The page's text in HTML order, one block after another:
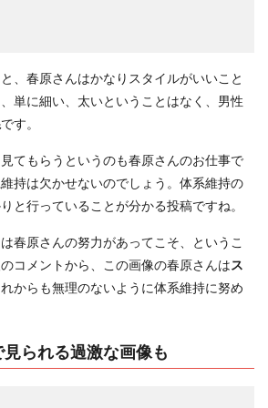
、春原さんはかなりスタイルがいいこと
単に細い、太いということはなく、男性
です。
てもらうというのも春原さんのお仕事で
持は欠かせないのでしょう。体系維持の
と行っていることが分かる投稿ですね。
春原さんの努力があってこそ、というこ
コメントから、この画像の春原さんはス
からも無理のないように体系維持に努め
られる過激な画像も